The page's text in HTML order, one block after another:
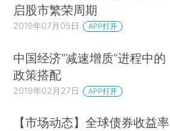
启股市繁荣周期
2019年07月05日 APP打开
中国经济“减速增质”进程中的
政策搭配
2019年02月27日 APP打开
【市场动态】全球债券收益率